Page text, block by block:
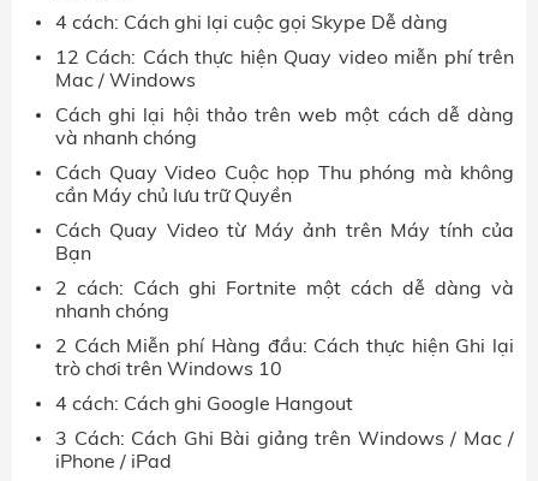
4 cách: Cách ghi lại cuộc gọi Skype Dễ dàng
12 Cách: Cách thực hiện Quay video miễn phí trên
Mac / Windows
Cách ghi lại hội thảo trên web một cách dễ dàng
và nhanh chóng
Cách Quay Video Cuộc họp Thu phóng mà không
cần Máy chủ lưu trữ Quyền
Cách Quay Video từ Máy ảnh trên Máy tính của
Bạn
2 cách: Cách ghi Fortnite một cách dễ dàng và
nhanh chóng
2 Cách Miễn phí Hàng đầu: Cách thực hiện Ghi lại
trò chơi trên Windows 10
4 cách: Cách ghi Google Hangout
3 Cách: Cách Ghi Bài giảng trên Windows / Mac /
iPhone / iPad